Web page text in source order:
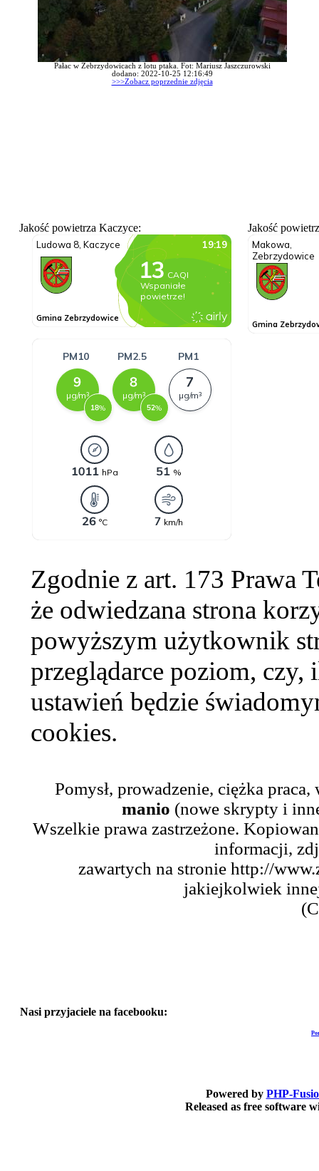
Pałac w Zebrzydowicach z lotu ptaka. Fot: Mariusz Jaszczurowski
dodano: 2022-10-25 12:16:49
>>>Zobacz poprzednie zdjęcia
Jakość powietrza Kaczyce: Jakość
Zgodnie z art. 173 Prawa
że odwiedzana strona
powyższym użytkownik
przeglądarce poziom,
ustawień będzie
cookies.
Pomysł, prowadzenie, ciężka
manio (nowe skrypty i
Wszelkie prawa zastrzeżone.
informacji,
zawartych na stronie http://
jakiejkolwiek
Nasi przyjaciele na facebooku:
Powered by PHP-
Released as free software